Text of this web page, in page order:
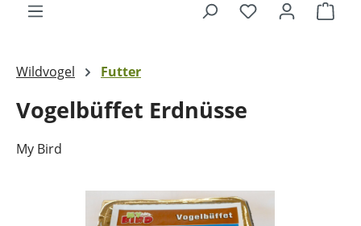
Wildvogel Futter
Vogelbüffet Erdnüsse
My Bird
Bildergalerie überspringen